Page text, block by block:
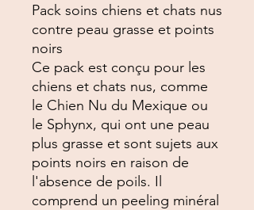
Pack soins chiens et chats nus
contre peau grasse et points
noirs
Ce pack est conçu pour les
chiens et chats nus, comme
le Chien Nu du Mexique ou
le Sphynx, qui ont une peau
plus grasse et sont sujets aux
points noirs en raison de
l'absence de poils. Il
comprend un peeling minéral